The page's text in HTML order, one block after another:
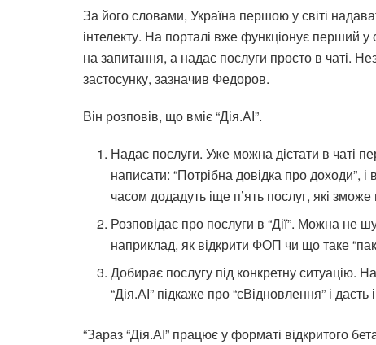
За його словами, Україна першою у світі
інтелекту. На порталі вже функціонує перший у
на запитання, а надає послуги просто в чаті.
застосунку, зазначив Федоров.
Він розповів, що вміє “Дія.АІ”.
Надає послуги. Уже можна дістати в чаті
написати: “Потрібна довідка про доходи”,
часом додадуть іще п’ять послуг, які зможе
Розповідає про послуги в “Дії”. Можна не
наприклад, як відкрити ФОП чи що таке
Добирає послугу під конкретну ситуацію.
“Дія.АІ” підкаже про “єВідновлення” і
“Зараз “Дія.АІ” працює у форматі відкритого